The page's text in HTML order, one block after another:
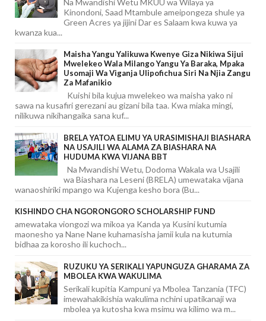
Kinondoni, Saad Mtambule ameipongeza shule ya
Green Acres ya jijini Dar es Salaam kwa kuwa ya
kwanza kua...
Maisha Yangu Yalikuwa Kwenye Giza Nikiwa Sijui
Mwelekeo Wala Milango Yangu Ya Baraka, Mpaka
Usomaji Wa Viganja Ulipofichua Siri Na Njia Zangu
Za Mafanikio
Kuishi bila kujua mwelekeo wa maisha yako ni
sawa na kusafiri gerezani au gizani bila taa. Kwa miaka mingi,
nilikuwa nikihangaika sana kuf...
BRELA YATOA ELIMU YA URASIMISHAJI BIASHARA
NA USAJILI WA ALAMA ZA BIASHARA NA
HUDUMA KWA VIJANA BBT
Na Mwandishi Wetu, Dodoma Wakala wa Usajili
wa Biashara na Leseni (BRELA) umewataka vijana
wanaoshiriki mpango wa Kujenga kesho bora (Bu...
KISHINDO CHA NGORONGORO SCHOLARSHIP FUND
amewataka viongozi wa mikoa ya Kanda ya Kusini kutumia
maonesho ya Nane Nane kuhamasisha jamii kula na kutumia
bidhaa za korosho ili kuchoch...
RUZUKU YA SERIKALI YAPUNGUZA GHARAMA ZA
MBOLEA KWA WAKULIMA
Serikali kupitia Kampuni ya Mbolea Tanzania (TFC)
imewahakikishia wakulima nchini upatikanaji wa
mbolea ya kutosha kwa msimu wa kilimo wa m...